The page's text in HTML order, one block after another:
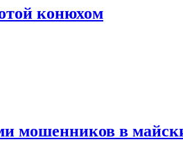
конюхом
мошенников в